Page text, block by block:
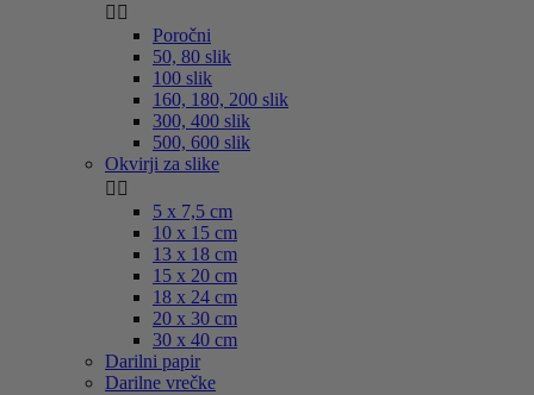
 
Poročni
50, 80 slik
100 slik
160, 180, 200 slik
300, 400 slik
500, 600 slik
Okvirji za slike
 
5 x 7,5 cm
10 x 15 cm
13 x 18 cm
15 x 20 cm
18 x 24 cm
20 x 30 cm
30 x 40 cm
Darilni papir
Darilne vrečke